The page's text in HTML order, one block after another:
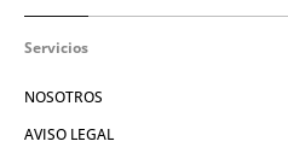
Servicios
NOSOTROS
AVISO LEGAL